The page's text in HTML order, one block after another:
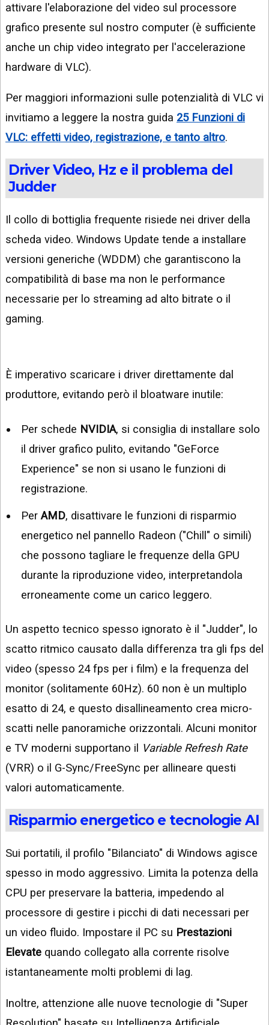
attivare l'elaborazione del video sul processore
grafico presente sul nostro computer (è sufficiente
anche un chip video integrato per l'accelerazione
hardware di VLC).
Per maggiori informazioni sulle potenzialità di VLC vi
invitiamo a leggere la nostra guida 25 Funzioni di
VLC: effetti video, registrazione, e tanto altro.
Driver Video, Hz e il problema del
Judder
Il collo di bottiglia frequente risiede nei driver della
scheda video. Windows Update tende a installare
versioni generiche (WDDM) che garantiscono la
compatibilità di base ma non le performance
necessarie per lo streaming ad alto bitrate o il
gaming.
È imperativo scaricare i driver direttamente dal
produttore, evitando però il bloatware inutile:
Per schede NVIDIA, si consiglia di installare solo
il driver grafico pulito, evitando "GeForce
Experience" se non si usano le funzioni di
registrazione.
Per AMD, disattivare le funzioni di risparmio
energetico nel pannello Radeon ("Chill" o simili)
che possono tagliare le frequenze della GPU
durante la riproduzione video, interpretandola
erroneamente come un carico leggero.
Un aspetto tecnico spesso ignorato è il "Judder", lo
scatto ritmico causato dalla differenza tra gli fps del
video (spesso 24 fps per i film) e la frequenza del
monitor (solitamente 60Hz). 60 non è un multiplo
esatto di 24, e questo disallineamento crea micro-
scatti nelle panoramiche orizzontali. Alcuni monitor
e TV moderni supportano il
Variable Refresh Rate
(VRR) o il G-Sync/FreeSync per allineare questi
valori automaticamente.
Risparmio energetico e tecnologie AI
Sui portatili, il profilo "Bilanciato" di Windows agisce
spesso in modo aggressivo. Limita la potenza della
CPU per preservare la batteria, impedendo al
processore di gestire i picchi di dati necessari per
un video fluido. Impostare il PC su Prestazioni
Elevate quando collegato alla corrente risolve
istantaneamente molti problemi di lag.
Inoltre, attenzione alle nuove tecnologie di "Super